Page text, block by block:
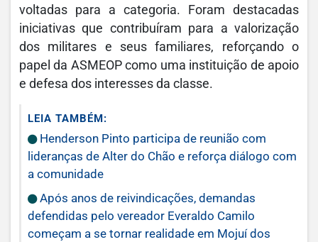
voltadas para a categoria. Foram destacadas
iniciativas que contribuíram para a valorização
dos militares e seus familiares, reforçando o
papel da ASMEOP como uma instituição de apoio
e defesa dos interesses da classe.
LEIA TAMBÉM:
Henderson Pinto participa de reunião com
lideranças de Alter do Chão e reforça diálogo com
a comunidade
Após anos de reivindicações, demandas
defendidas pelo vereador Everaldo Camilo
começam a se tornar realidade em Mojuí dos